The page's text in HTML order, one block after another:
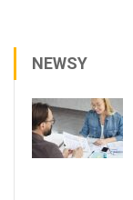
NEWSY